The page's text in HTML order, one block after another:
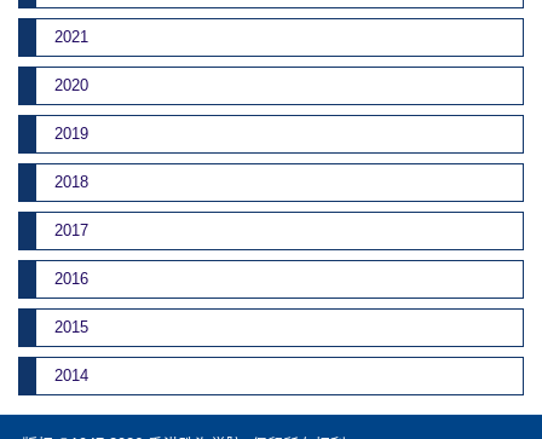
2021
2020
2019
2018
2017
2016
2015
2014